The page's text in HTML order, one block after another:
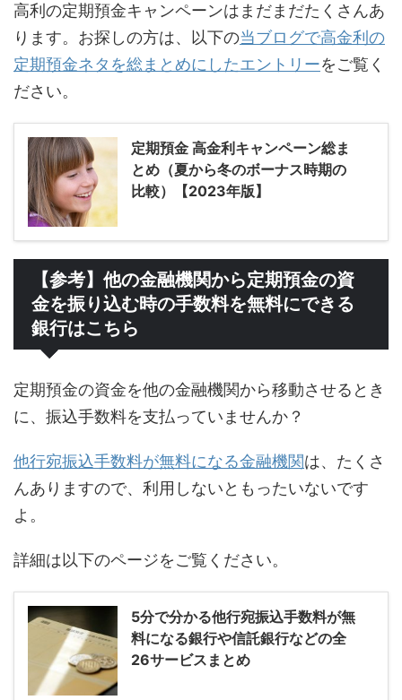
高利の定期預金キャンペーンはまだまだたくさんあ
ります。お探しの方は、以下の当ブログで高金利の
定期預金ネタを総まとめにしたエントリーをご覧く
ださい。
定期預金 高金利キャンペーン総ま
とめ（夏から冬のボーナス時期の
比較）【2023年版】
【参考】他の金融機関から定期預金の資
金を振り込む時の手数料を無料にできる
銀行はこちら
定期預金の資金を他の金融機関から移動させるとき
に、振込手数料を支払っていませんか？
他行宛振込手数料が無料になる金融機関は、たくさ
んありますので、利用しないともったいないです
よ。
詳細は以下のページをご覧ください。
5分で分かる他行宛振込手数料が無
料になる銀行や信託銀行などの全
26サービスまとめ